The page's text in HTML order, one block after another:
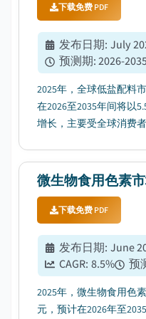
下载免费 PDF
发布日期: July
预测期:2026-
2025年，全球低盐配料
在2026至2035年间将以
增长，主要受全球消费
微生物食用色素
下载免费 PDF
发布日期: June
CAGR: 8.5% 预
2025年，微生物食用色
元，预计在2026年至